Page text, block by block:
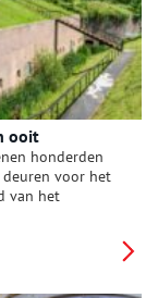
ooit
honderden
voor het
van het
Forten